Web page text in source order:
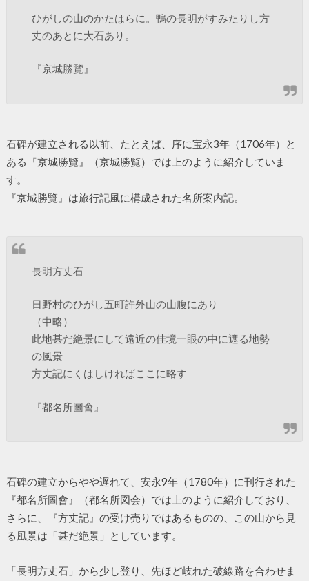
ひがしの山のかたはらに。鴨の長明がすみたりし方
丈のあとに大石あり。
『京城勝覽』
石碑が建立される以前、たとえば、序に宝永3年（1706年）と
ある『京城勝覽』（京城勝覧）では上のように紹介していま
す。
『京城勝覽』は旅行記風に構成された名所案内記。
長明方丈石
日野村のひがし五町許外山の山腹にあり
（中略）
此地甚だ絶景にして遠近の佳境一眼の中に遮る地勢
の風景
方丈記にくはしければここに略す
『都名所圖會』
石碑の建立からやや遅れて、安永9年（1780年）に刊行された
『都名所圖會』（都名所図会）では上のように紹介しており、
さらに、『方丈記』の受け売りではあるものの、この山から見
る風景は「甚だ絶景」としています。
「長明方丈石」から少し登り、先ほど岐れた破線路を合わせま